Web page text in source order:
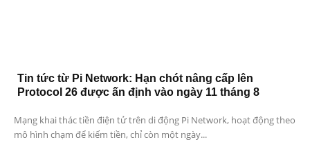
Tin tức từ Pi Network: Hạn chót nâng cấp lên
Protocol 26 được ấn định vào ngày 11 tháng 8
Mạng khai thác tiền điện tử trên di động Pi Network, hoạt động theo
mô hình chạm để kiếm tiền, chỉ còn một ngày...